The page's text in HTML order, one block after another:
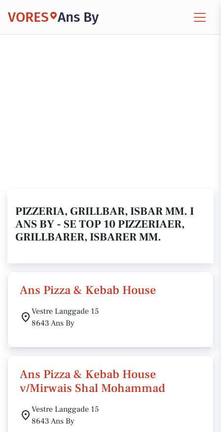
VORES Ans By
PIZZERIA, GRILLBAR, ISBAR MM. I
ANS BY - SE TOP 10 PIZZERIAER,
GRILLBARER, ISBARER MM.
Ans Pizza & Kebab House
Vestre Langgade 15
8643 Ans By
Ans Pizza & Kebab House
v/Mirwais Shal Mohammad
Vestre Langgade 15
8643 Ans By